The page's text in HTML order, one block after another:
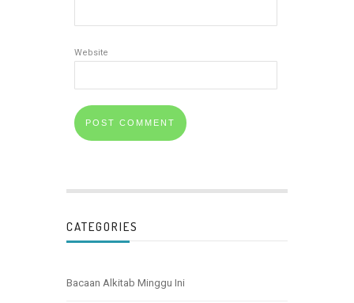
Website
CATEGORIES
Bacaan Alkitab Minggu Ini